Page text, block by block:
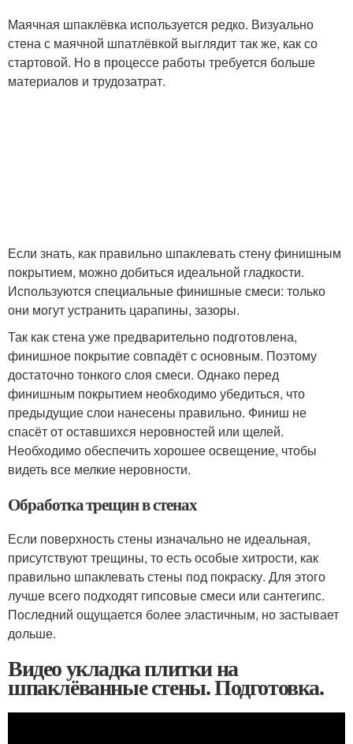
Маячная шпаклёвка используется редко. Визуально
стена с маячной шпатлёвкой выглядит так же, как со
стартовой. Но в процессе работы требуется больше
материалов и трудозатрат.
Если знать, как правильно шпаклевать стену финишным
покрытием, можно добиться идеальной гладкости.
Используются специальные финишные смеси: только
они могут устранить царапины, зазоры.
Так как стена уже предварительно подготовлена,
финишное покрытие совпадёт с основным. Поэтому
достаточно тонкого слоя смеси. Однако перед
финишным покрытием необходимо убедиться, что
предыдущие слои нанесены правильно. Финиш не
спасёт от оставшихся неровностей или щелей.
Необходимо обеспечить хорошее освещение, чтобы
видеть все мелкие неровности.
Обработка трещин в стенах
Если поверхность стены изначально не идеальная,
присутствуют трещины, то есть особые хитрости, как
правильно шпаклевать стены под покраску. Для этого
лучше всего подходят гипсовые смеси или сантегипс.
Последний ощущается более эластичным, но застывает
дольше.
Видео укладка плитки на
шпаклёванные стены. Подготовка.